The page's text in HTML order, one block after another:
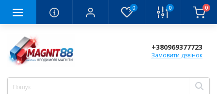
0 0 0
+380969377723
Замовити дзвінок